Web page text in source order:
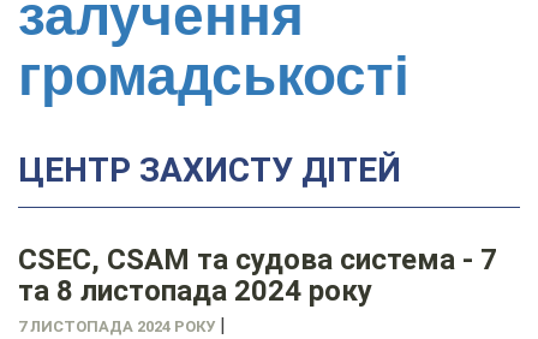
залучення
громадськості
ЦЕНТР ЗАХИСТУ ДІТЕЙ
CSEC, CSAM та судова система - 7
та 8 листопада 2024 року
7 ЛИСТОПАДА 2024 РОКУ |